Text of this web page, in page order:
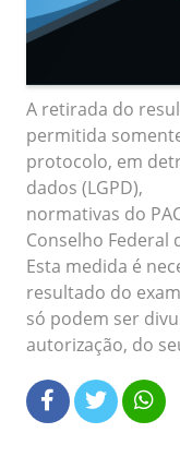
A retirada do
permitida
protocolo, em
dados (LGPD),
normativas do
Conselho Federal
Esta medida é
resultado do
só podem ser
autorização, do